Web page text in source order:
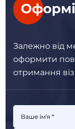
Залежно від
оформити
отримання